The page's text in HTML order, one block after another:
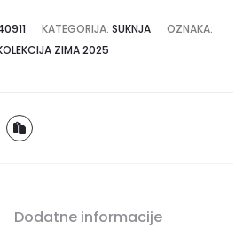
KATEGORIJA: SUKNJA
OZNAKA:
ZIMA 2025
Dodatne informacije